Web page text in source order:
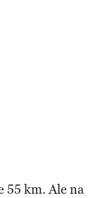
55 km. Ale na